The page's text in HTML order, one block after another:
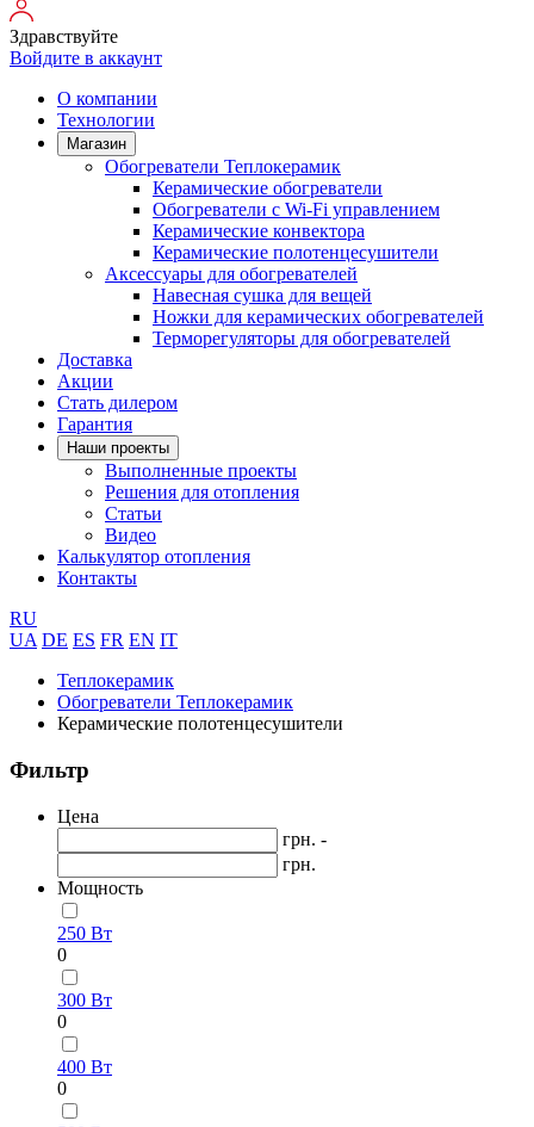
Здравствуйте
Войдите в аккаунт
О компании
Технологии
Магазин
Обогреватели Теплокерамик
Керамические обогреватели
Обогреватели с Wi-Fi управлением
Керамические конвектора
Керамические полотенцесушители
Аксессуары для обогревателей
Навесная сушка для вещей
Ножки для керамических обогревателей
Терморегуляторы для обогревателей
Доставка
Акции
Стать дилером
Гарантия
Наши проекты
Выполненные проекты
Решения для отопления
Статьи
Видео
Калькулятор отопления
Контакты
RU
UA DE ES FR EN IT
Теплокерамик
Обогреватели Теплокерамик
Керамические полотенцесушители
Фильтр
Цена
грн. -
грн.
Мощность
250 Вт
0
300 Вт
0
400 Вт
0